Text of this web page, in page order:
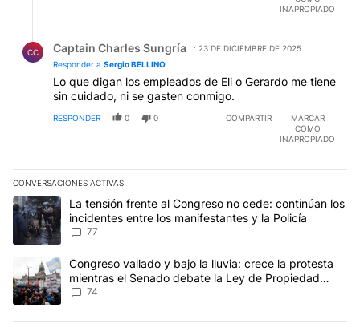
INAPROPIADO
CC Captain Charles Sungría
23 DE DICIEMBRE DE 2025
Responder a Sergio BELLINO
Lo que digan los empleados de Eli o Gerardo me tiene
sin cuidado, ni se gasten conmigo.
RESPONDER 0 0 COMPARTIR
MARCAR
COMO
INAPROPIADO
CONVERSACIONES ACTIVAS
Este listado muestra los artículos con más comentarios en los
Un artículo de tendencia con el título "La tensión frente al
La tensión frente al Congreso no cede: continúan los
incidentes entre los manifestantes y la Policía
77
Un artículo de tendencia con el título "Congreso vallado y bajo
Congreso vallado y bajo la lluvia: crece la protesta
mientras el Senado debate la Ley de Propiedad
Privada
74